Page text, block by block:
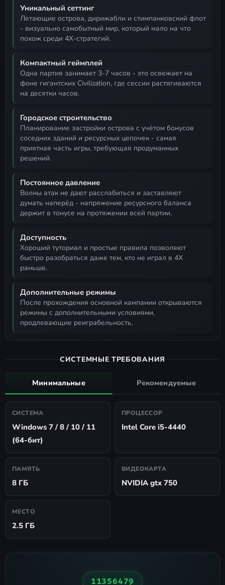
Уникальный сеттинг
летающие острова, дирижабли и стимпанковский флот
- визуально самобытный мир, который мало на что
похож среди 4X-стратегий.
Компактный геймплей
одна партия занимает 3-7 часов - это освежает на
фоне гигантских Civilization, где сессии растягиваются
на десятки часов.
Городское строительство
планирование застройки острова с учётом бонусов
соседних зданий и ресурсных цепочек - самая
приятная часть игры, требующая продуманных
решений.
Постоянное давление
волны атак не дают расслабиться и заставляют
думать наперёд - напряжение ресурсного баланса
держит в тонусе на протяжении всей партии.
Доступность
хороший туториал и простые правила позволяют
быстро разобраться даже тем, кто не играл в 4X
раньше.
Дополнительные режимы
после прохождения основной кампании открываются
режимы с дополнительными условиями,
продлевающие реиграбельность.
СИСТЕМНЫЕ ТРЕБОВАНИЯ
Минимальные Рекомендуемые
СИСТЕМА
Windows 7 / 8 / 10 / 11
(64-бит)
ПРОЦЕССОР
Intel Core i5-4440
ПАМЯТЬ
8 ГБ
ВИДЕОКАРТА
NVIDIA gtx 750
МЕСТО
2.5 ГБ
11356479